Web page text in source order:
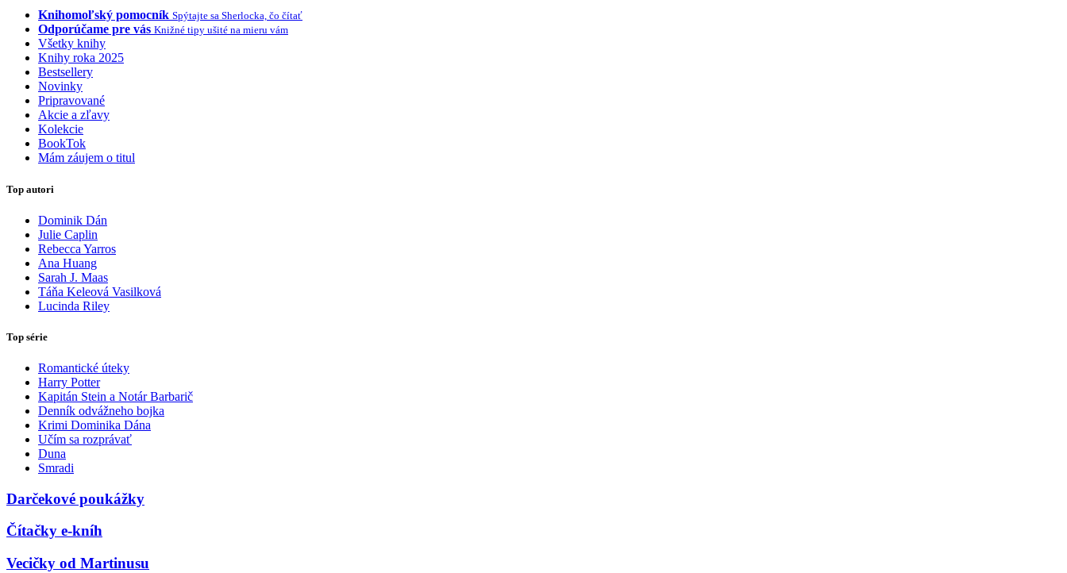
Knihomoľský pomocník Spýtajte sa Sherlocka, čo čítať
Odporúčame pre vás Knižné tipy ušité na mieru vám
Všetky knihy
Knihy roka 2025
Bestsellery
Novinky
Pripravované
Akcie a zľavy
Kolekcie
BookTok
Mám záujem o titul
Top autori
Dominik Dán
Julie Caplin
Rebecca Yarros
Ana Huang
Sarah J. Maas
Táňa Keleová Vasilková
Lucinda Riley
Top série
Romantické úteky
Harry Potter
Kapitán Stein a Notár Barbarič
Denník odvážneho bojka
Krimi Dominika Dána
Učím sa rozprávať
Duna
Smradi
Darčekové poukážky
Čítačky e-kníh
Vecičky od Martinusu